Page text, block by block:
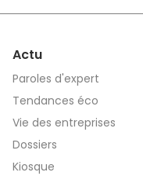
Actu
Paroles d'expert
Tendances éco
Vie des entreprises
Dossiers
Kiosque